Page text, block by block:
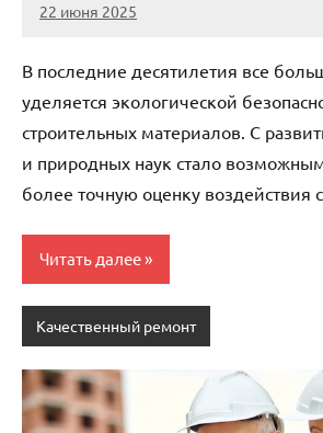
22 июня 2025
stroicomplex
Нет
В последние десятилетия все
уделяется экологической
строительных материалов. С
и природных наук стало
более точную оценку воздействия
Читать далее
Качественный ремонт